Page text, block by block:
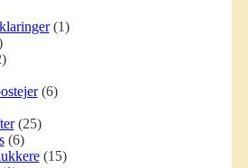
(1)
(6)
(25)
(6)
(15)